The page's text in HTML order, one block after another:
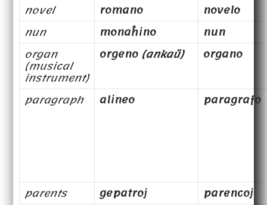
novel
romano
novelo
nun
monaĥino
nun
organ
(musical
instrument)
orgeno (ankaŭ) organo
paragraph alineo paragrafo
parents gepatroj
parencoj